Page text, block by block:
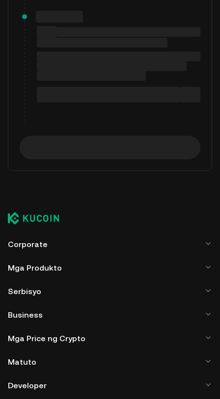
Corporate
Mga Produkto
Serbisyo
Business
Mga Price ng Crypto
Matuto
Developer